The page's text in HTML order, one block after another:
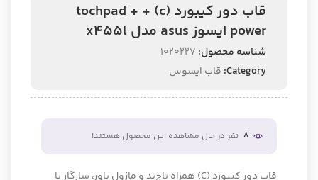
قاب دور کیبورد (c) + tochpad +
power ایسوز asus مدل x455l
شناسه محصول: 1020227
Category: قاب ایسوس
8 نفر در حال مشاهده این محصول هستند!
قاب دور کیبورد (C) همراه تاچ‌پد و ماژول پاور، سازگار با